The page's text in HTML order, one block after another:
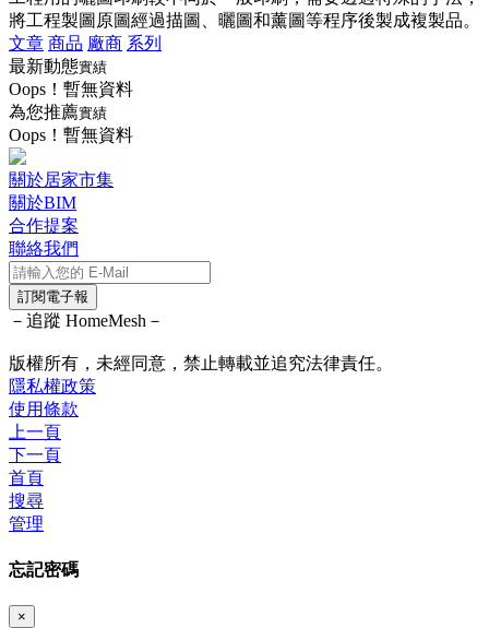
將工程製圖原圖經過描圖、曬圖和薰圖等程序後製成複製品。
文章 商品 廠商 系列
最新動態實績
Oops！暫無資料
為您推薦實績
Oops！暫無資料
關於居家市集
關於BIM
合作提案
聯絡我們
訂閱電子報
－追蹤 HomeMesh－
版權所有，未經同意，禁止轉載並追究法律責任。
隱私權政策
使用條款
上一頁
下一頁
首頁
搜尋
管理
忘記密碼
×